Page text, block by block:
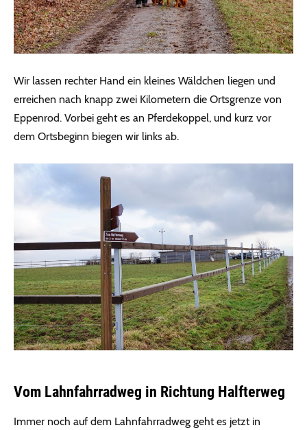
Wir lassen rechter Hand ein kleines Wäldchen liegen und
erreichen nach knapp zwei Kilometern die Ortsgrenze von
Eppenrod. Vorbei geht es an Pferdekoppel, und kurz vor
dem Ortsbeginn biegen wir links ab.
Vom Lahnfahrradweg in Richtung Halfterweg
Immer noch auf dem Lahnfahrradweg geht es jetzt in